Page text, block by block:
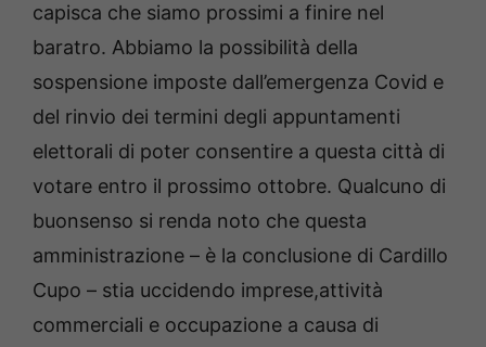
capisca che siamo prossimi a finire nel
baratro. Abbiamo la possibilità della
sospensione imposte dall’emergenza Covid e
del rinvio dei termini degli appuntamenti
elettorali di poter consentire a questa città di
votare entro il prossimo ottobre. Qualcuno di
buonsenso si renda noto che questa
amministrazione – è la conclusione di Cardillo
Cupo – stia uccidendo imprese,attività
commerciali e occupazione a causa di